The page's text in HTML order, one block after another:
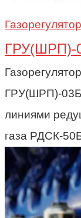
ГРУ(ШРП)-
ГРУ(ШРП)-
линиями
газа РДСК-